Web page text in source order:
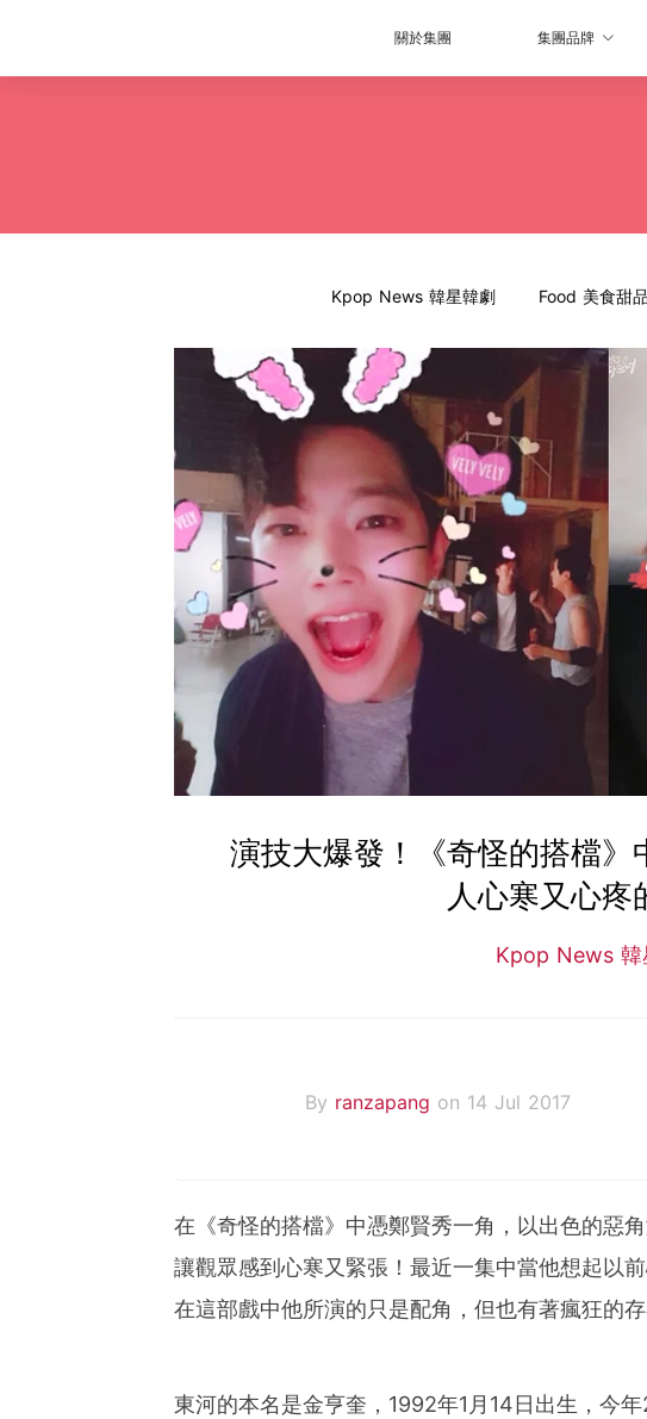
關於集團 集團品牌
Kpop News 韓星韓劇 Food 美食甜品
演技大爆發！《奇怪的搭檔》
人心寒又心疼
Kpop News 韓
By ranzapang on 14 Jul 2017
在《奇怪的搭檔》中憑鄭賢秀一角，以出色的惡
讓觀眾感到心寒又緊張！最近一集中當他想起以
在這部戲中他所演的只是配角，但也有著瘋狂的存
東河的本名是金亨奎，1992年1月14日出生，今